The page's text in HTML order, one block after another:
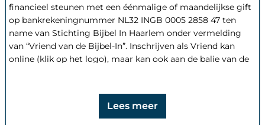
financieel steunen met een éénmalige of maandelijkse gift
op bankrekeningnummer NL32 INGB 0005 2858 47 ten
name van Stichting Bijbel In Haarlem onder vermelding
van “Vriend van de Bijbel-In”. Inschrijven als Vriend kan
online (klik op het logo), maar kan ook aan de balie van de
Lees meer